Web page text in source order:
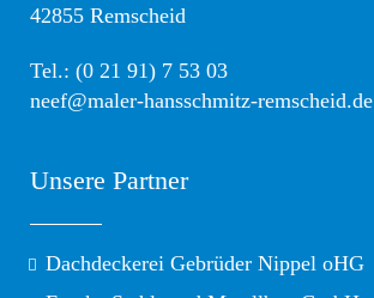
42855 Remscheid
Tel.: (0 21 91) 7 53 03
neef@maler-hansschmitz-remscheid.de
Unsere Partner
Dachdeckerei Gebrüder Nippel oHG